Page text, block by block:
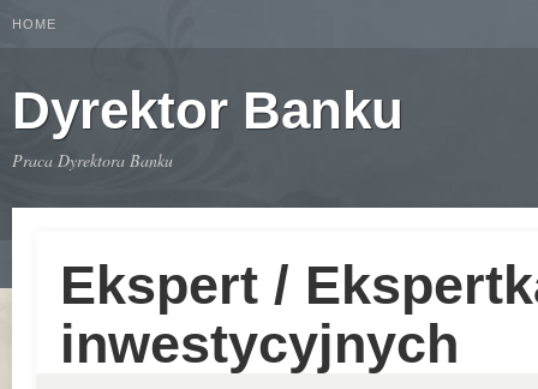
HOME
Dyrektor Banku
Praca Dyrektora Banku
Ekspert /
inwestycyjnych